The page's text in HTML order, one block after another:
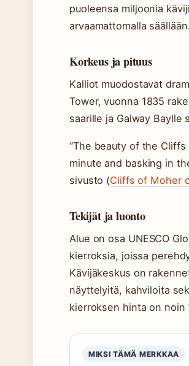
puoleensa miljoonia
arvaamattomalla
Korkeus ja pituus
Kalliot muodostavat
Tower, vuonna 1835
saarille ja Galway Baylle
“The beauty of the
minute and basking in
sivusto (Cliffs of Moher
Tekijät ja luonto
Alue on osa UNESCO
kierroksia, joissa
Kävijäkeskus on
näyttelyitä, kahviloita
kierroksen hinta on noin
MIKSI TÄMÄ MERKKAA